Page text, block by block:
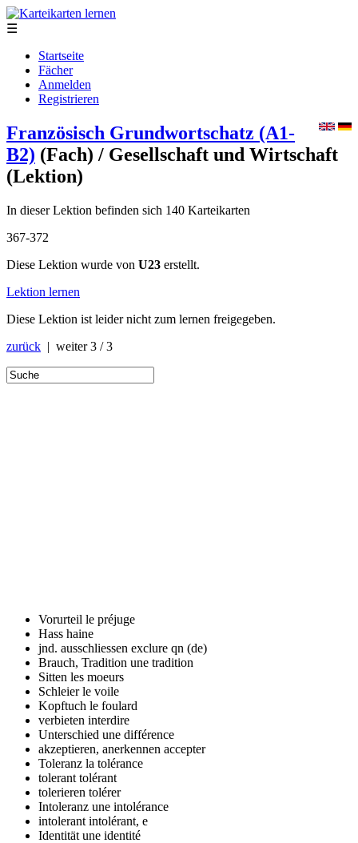
☰
Startseite
Fächer
Anmelden
Registrieren
Französisch Grundwortschatz (A1-
B2) (Fach) / Gesellschaft und Wirtschaft
(Lektion)
In dieser Lektion befinden sich 140 Karteikarten
367-372
Diese Lektion wurde von U23 erstellt.
Lektion lernen
Diese Lektion ist leider nicht zum lernen freigegeben.
zurück | weiter3 / 3
Vorurteil le préjuge
Hass haine
jnd. ausschliessen exclure qn (de)
Brauch, Tradition une tradition
Sitten les moeurs
Schleierle voile
Kopftuch le foulard
verbieten interdire
Unterschied une différence
akzeptieren, anerkennen accepter
Toleranz la tolérance
tolerant tolérant
tolerieren tolérer
Intoleranz une intolérance
intolerant intolérant, e
Identität une identité